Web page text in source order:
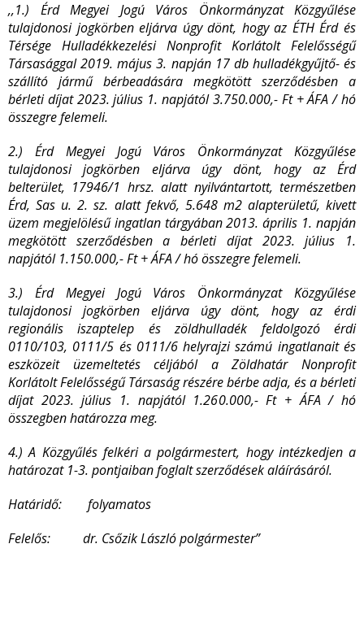
,,1.) Érd Megyei Jogú Város Önkormányzat Közgyűlése
tulajdonosi jogkörben eljárva úgy dönt, hogy az ÉTH Érd és
Térsége Hulladékkezelési Nonprofit Korlátolt Felelősségű
Társasággal 2019. május 3. napján 17 db hulladékgyűjtő- és
szállító jármű bérbeadására megkötött szerződésben a
bérleti díjat 2023. július 1. napjától 3.750.000,- Ft + ÁFA / hó
összegre felemeli.
2.) Érd Megyei Jogú Város Önkormányzat Közgyűlése
tulajdonosi jogkörben eljárva úgy dönt, hogy az Érd
belterület, 17946/1 hrsz. alatt nyilvántartott, természetben
Érd, Sas u. 2. sz. alatt fekvő, 5.648 m2alapterületű, kivett
üzem megjelölésű ingatlan tárgyában 2013. április 1. napján
megkötött szerződésben a bérleti díjat 2023. július 1.
napjától 1.150.000,- Ft + ÁFA / hó összegre felemeli.
3.) Érd Megyei Jogú Város Önkormányzat Közgyűlése
tulajdonosi jogkörben eljárva úgy dönt, hogy az érdi
regionális iszaptelep és zöldhulladék feldolgozó érdi
0110/103, 0111/5 és 0111/6 helyrajzi számú ingatlanait és
eszközeit üzemeltetés céljából a Zöldhatár Nonprofit
Korlátolt Felelősségű Társaság részére bérbe adja, és a bérleti
díjat 2023. július 1. napjától 1.260.000,- Ft + ÁFA / hó
összegben határozza meg.
4.) A Közgyűlés felkéri a polgármestert, hogy intézkedjen a
határozat 1-3. pontjaiban foglalt szerződések aláírásáról.
Határidő: folyamatos
Felelős: dr. Csőzik László polgármester”